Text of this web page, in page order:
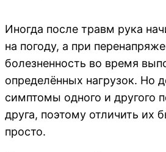
Иногда после травм рука
на погоду, а при
болезненность во время
определённых нагрузок. Но
симптомы одного и другого
друга, поэтому отличить их
просто.